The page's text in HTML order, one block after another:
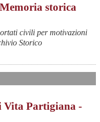
storica
civili per motivazioni
Storico
Vita Partigiana -